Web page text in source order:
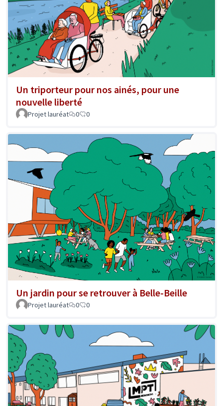
Un triporteur pour nos ainés, pour une
nouvelle liberté
Projet lauréat 0 0
Un jardin pour se retrouver à Belle-Beille
Projet lauréat 0 0